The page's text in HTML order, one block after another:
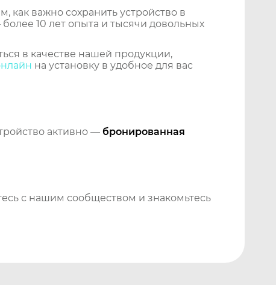
как важно сохранить устройство в
10 лет опыта и тысячи довольных
в качестве нашей продукции,
на установку в удобное для вас
активно — бронированная
с нашим сообществом и знакомьтесь